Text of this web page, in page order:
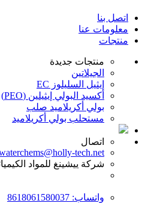
اتصل بنا
معلومات عنا
منتجات
منتجات جديدة
الجيلاتين
إيثيل السليلوز EC
أكسيد البولي إيثيلين (PEO)
بولي أكريلاميد صلب
مستحلب بولي أكريلاميد
اتصال
tech.net
شركة ييشينغ للمواد
واتساب: 8618061580037